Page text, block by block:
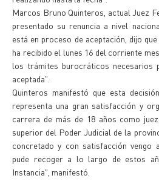
Marcos Bruno Quinteros, actual Juez
presentado su renuncia a nivel
está en proceso de aceptación, dijo
ha recibido el lunes 16 del corriente
los trámites burocráticos necesarios
aceptada".
Quinteros manifestó que esta
representa una gran satisfacción y
carrera de más de 18 años como
superior del Poder Judicial de la
concretado y con satisfacción vengo
pude recoger a lo largo de estos
Instancia", manifestó.